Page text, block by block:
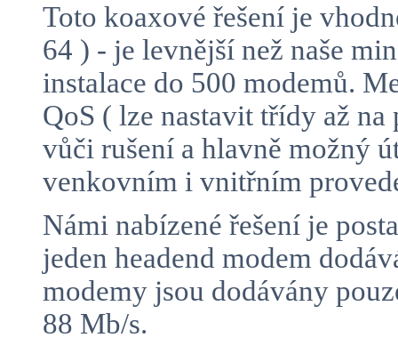
Toto koaxové řešení je
64 ) - je levnější než naše
instalace do 500 modemů.
QoS ( lze nastavit třídy až
vůči rušení a hlavně možný
venkovním i vnitřním
Námi nabízené řešení je
jeden headend modem
modemy jsou dodávány
88 Mb/s.